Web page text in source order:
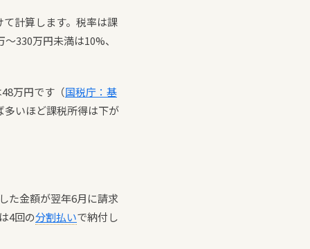
計算します。税率は課
330万円未満は10%、
万円です（国税庁：基
いほど課税所得は下が
た金額が翌年6月に請求
4回の分割払いで納付し